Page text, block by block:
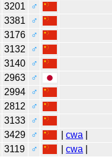
3201
♂
3381
♂
3176
♂
3132
♂
3140
♂
2963
♂
2994
♂
2812
♂
3133
♂
3429 ♂ |cwa
3119 ♂ |cwa